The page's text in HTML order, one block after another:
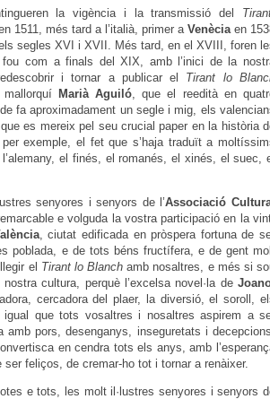
la vigència i la transmissió del
1511, més tard a l’italià, primer aVenèciaen
segles XVI i XVII. Més tard, en el XVIII, foren
com a finals del XIX, amb l’inici de la
i tornar a publicar el Tirant lo
Marià Aguiló, que el reedità en
fa aproximadament un segle i mig, els
es mereix pel seu crucial paper en la història
exemple, el fet que s’haja traduït a
el finés, el romanés, el xinés, el suec,
senyores i senyors de l’Associació
e volguda la vostra participació en la
, ciutat edificada en pròspera fortuna de
poblada, e de tots béns fructífera, e de gent
el Tirant lo Blanchamb nosaltres, e més si
cultura, perquè l’excelsa novel·la de
cercadora del plaer, la diversió, el soroll,
que tots vosaltres i nosaltres aspirem a
pors, desenganys, inseguretats i
en cendra tots els anys, amb
feliços, de cremar-ho tot i tornar a renàixer.
e tots, les molt il·lustres senyores i senyors